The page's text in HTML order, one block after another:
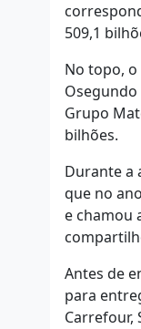
509,1
No topo, o
Osegundo
Grupo
bilhões.
Durante a
que no
e chamou
Antes de
para
Carrefour,